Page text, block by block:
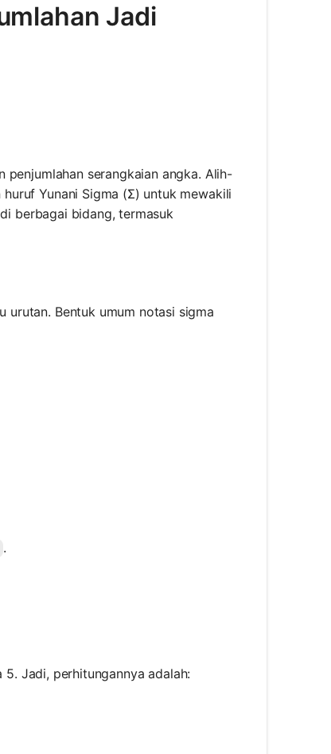
Jadi
penjumlahan serangkaian angka. Alih-
Yunani Sigma (Σ) untuk mewakili
berbagai bidang, termasuk
urutan. Bentuk umum notasi sigma
a_i
.
5. Jadi, perhitungannya adalah: